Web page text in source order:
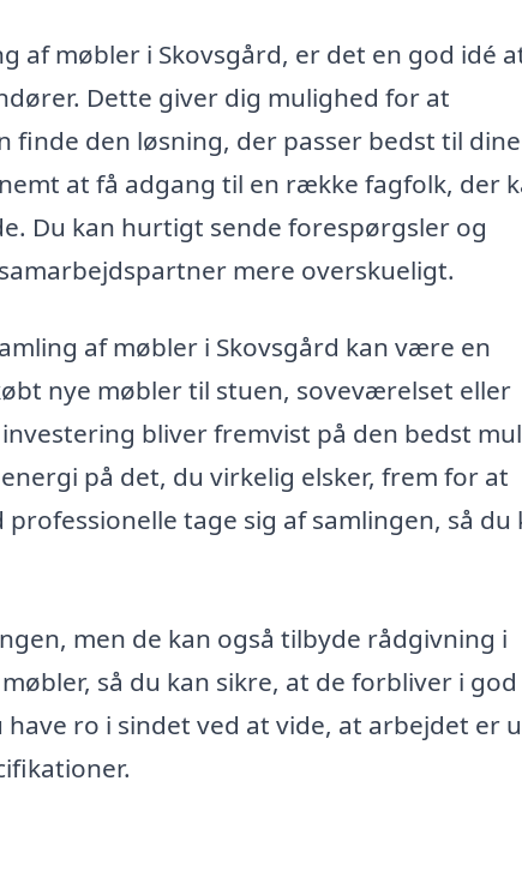
af møbler i Skovsgård, er det en god idé
Dette giver dig mulighed for at
finde den løsning, der passer bedst til dine
at få adgang til en række fagfolk, der
Du kan hurtigt sende forespørgsler og
mere overskueligt.
af møbler i Skovsgård kan være en
nye møbler til stuen, soveværelset eller
bliver fremvist på den bedst
på det, du virkelig elsker, frem for at
tage sig af samlingen, så du
men de kan også tilbyde rådgivning i
så du kan sikre, at de forbliver i god
ro i sindet ved at vide, at arbejdet er